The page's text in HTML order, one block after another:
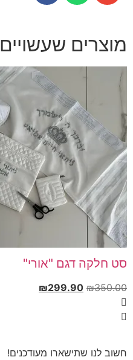
מוצרים
סט חלקה דגם "אורי"
₪350.00
₪299.90
חשוב לנו שתישארו מעודכנים!